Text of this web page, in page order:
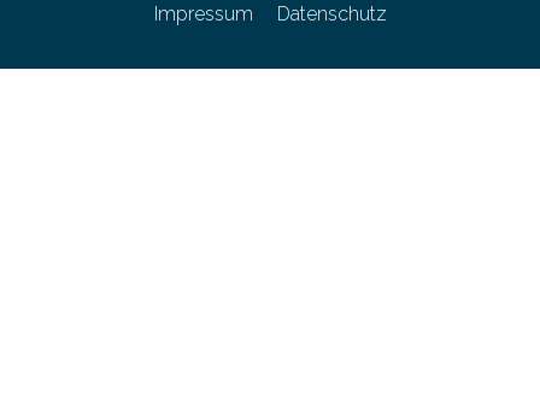
Impressum Datenschutz